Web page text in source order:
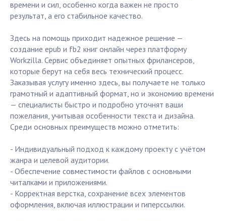
времени и сил, особенно когда важен не просто
результат, а его стабильное качество.
Здесь на помощь приходит надежное решение —
создание epub и fb2 книг онлайн через платформу
Workzilla. Сервис объединяет опытных фрилансеров,
которые берут на себя весь технический процесс.
Заказывая услугу именно здесь, вы получаете не только
грамотный и адаптивный формат, но и экономию времени
— специалисты быстро и подробно уточнят ваши
пожелания, учитывая особенности текста и дизайна.
Среди основных преимуществ можно отметить:
- Индивидуальный подход к каждому проекту с учётом
жанра и целевой аудитории.
- Обеспечение совместимости файлов с основными
читалками и приложениями.
- Корректная верстка, сохранение всех элементов
оформления, включая иллюстрации и гиперссылки.